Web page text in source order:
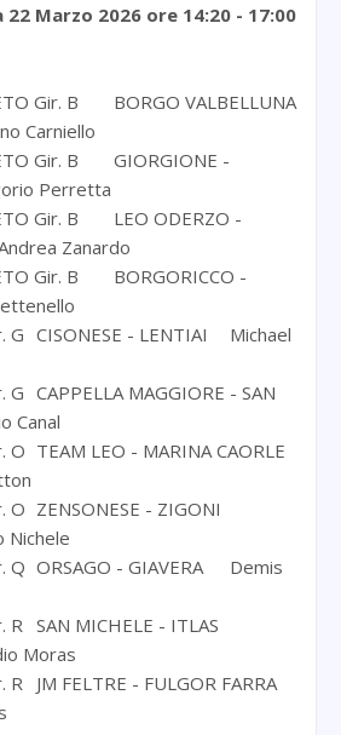
22 Marzo 2026 ore 14:20 - 17:00
Gir. B
BORGO VALBELLUNA
Carniello
Gir. B
GIORGIONE -
Perretta
Gir. B
LEO ODERZO -
Zanardo
Gir. B
BORGORICCO -
G CISONESE - LENTIAI
Michael
G CAPPELLA MAGGIORE - SAN
Canal
O TEAM LEO - MARINA CAORLE
O ZENSONESE - ZIGONI
Nichele
Q ORSAGO - GIAVERA
Demis
R SAN MICHELE - ITLAS
Moras
R
JM FELTRE - FULGOR FARRA